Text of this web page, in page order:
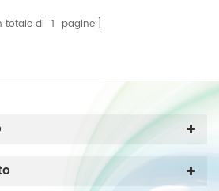
totale di 1 pagine